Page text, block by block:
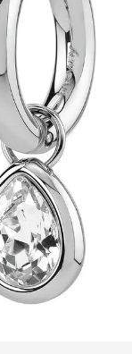
138 346